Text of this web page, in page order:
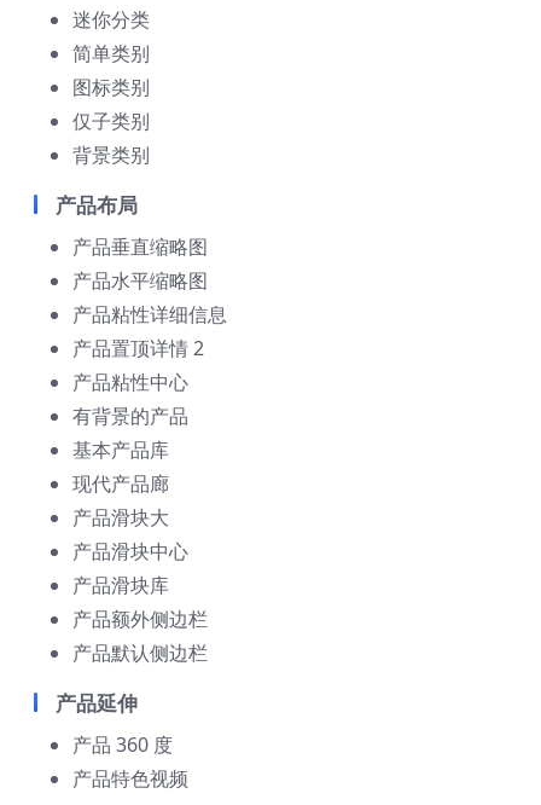
迷你分类
简单类别
图标类别
仅子类别
背景类别
产品布局
产品垂直缩略图
产品水平缩略图
产品粘性详细信息
产品置顶详情 2
产品粘性中心
有背景的产品
基本产品库
现代产品廊
产品滑块大
产品滑块中心
产品滑块库
产品额外侧边栏
产品默认侧边栏
产品延伸
产品 360 度
产品特色视频